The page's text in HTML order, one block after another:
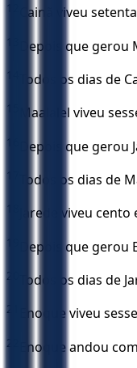
12 Cainã viveu
13 Depois que
14 Todos os dias de
15 Maalalel viveu
16 Depois que
17 Todos os dias de
18 Jarede viveu
19 Depois que
20 Todos os dias de
21 Enoque viveu
22 Enoque andou